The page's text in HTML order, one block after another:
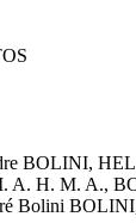
BOLINI,
A. H. M. A.,
Bolini